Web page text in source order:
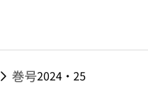
巻号2024・25